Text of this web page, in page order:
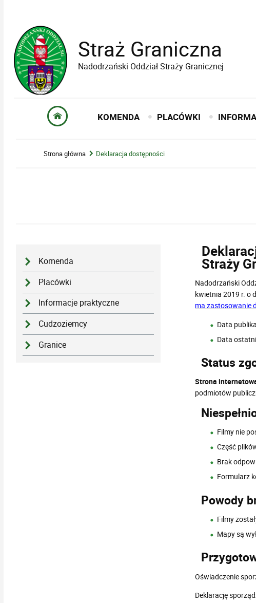
Straż Graniczna
Nadodrzański Oddział Straży Granicznej
KOMENDA PLACÓWKI
Strona główna Deklaracja dostępności
Komenda
Placówki
Informacje praktyczne
Cudzoziemcy
Granice
Straży
Nadodrzański
kwietnia 2019 r. o
ma zastosowanie
Data
Data
Status
Strona
podmiotów
Filmy nie
Część
Brak
Formularz
Powody
Filmy
Mapy są
Oświadczenie
Deklarację